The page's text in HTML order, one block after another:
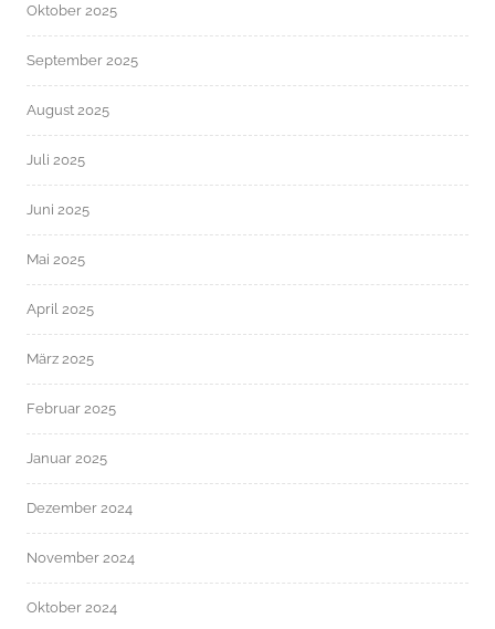
Oktober 2025
September 2025
August 2025
Juli 2025
Juni 2025
Mai 2025
April 2025
März 2025
Februar 2025
Januar 2025
Dezember 2024
November 2024
Oktober 2024